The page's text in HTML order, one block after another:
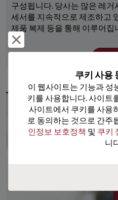
구성됩니다. 당사는 많은 레거
세서를 지속적으로 제조하고
제품 복제 등을 통해 이루어집
더
쿠키 사용
이 웹사이트는 기능과 성
키를 사용합니다. 사이트
사이트에서 쿠키를 사용
로 동의하는 것으로 간주
인정보 보호정책 및 쿠키
니